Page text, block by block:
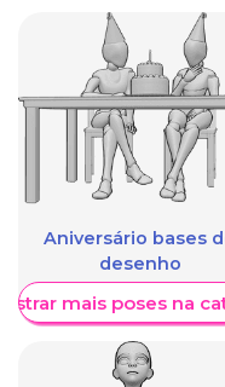
Aniversário bases
desenho
mais poses na